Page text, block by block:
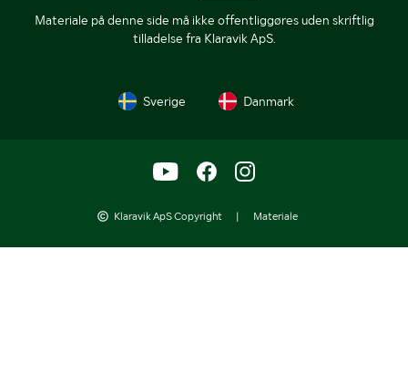
Materiale på denne side må ikke offentliggøres uden skriftlig
tilladelse fra Klaravik ApS.
Sverige Danmark
Klaravik ApS Copyright | Materiale